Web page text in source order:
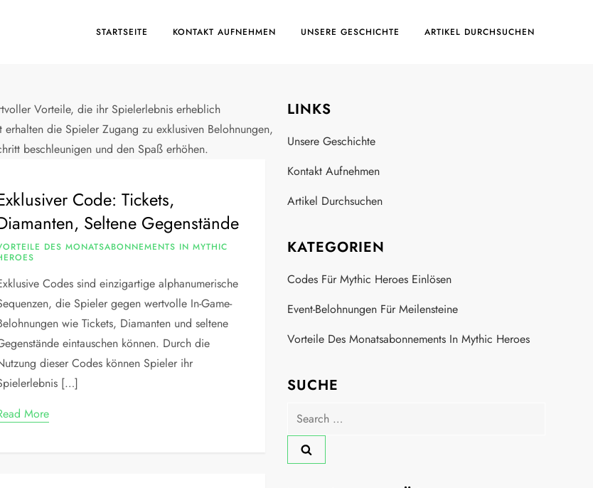
STARTSEITE KONTAKT AUFNEHMEN UNSERE GESCHICHTE ARTIKEL DURCHSUCHEN
Vorteile, die ihr Spielerlebnis erheblich
die Spieler Zugang zu exklusiven Belohnungen,
beschleunigen und den Spaß erhöhen.
Code: Tickets,
Seltene Gegenstände
DES MONATSABONNEMENTS IN MYTHIC
Codes sind einzigartige alphanumerische
die Spieler gegen wertvolle In-Game-
wie Tickets, Diamanten und seltene
eintauschen können. Durch die
dieser Codes können Spieler ihr
[…]
More
LINKS
Unsere Geschichte
Kontakt Aufnehmen
Artikel Durchsuchen
KATEGORIEN
Codes Für Mythic Heroes Einlösen
Event-Belohnungen Für Meilensteine
Vorteile Des Monatsabonnements In Mythic Heroes
SUCHE
Search
for: